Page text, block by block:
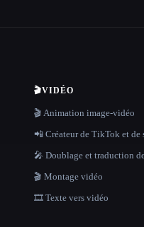
🎬VIDÉO
🎬 Animation image-vidéo
📲 Créateur de TikTok et de
🎤 Doublage et traduction
🎬 Montage vidéo
🎞️ Texte vers vidéo